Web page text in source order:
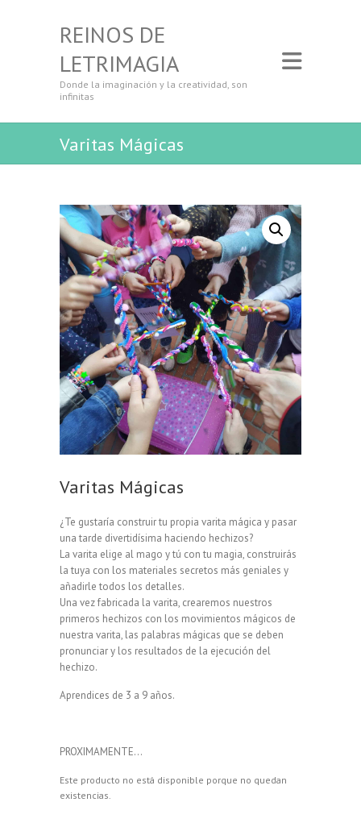
REINOS DE
LETRIMAGIA
Donde la imaginación y la creatividad, son
infinitas
Varitas Mágicas
Varitas Mágicas
¿Te gustaría construir tu propia varita mágica y pasar
una tarde divertidísima haciendo hechizos?
La varita elige al mago y tú con tu magia, construirás
la tuya con los materiales secretos más geniales y
añadirle todos los detalles.
Una vez fabricada la varita, crearemos nuestros
primeros hechizos con los movimientos mágicos de
nuestra varita, las palabras mágicas que se deben
pronunciar y los resultados de la ejecución del
hechizo.
Aprendices de 3 a 9 años.
PROXIMAMENTE…
Este producto no está disponible porque no quedan
existencias.